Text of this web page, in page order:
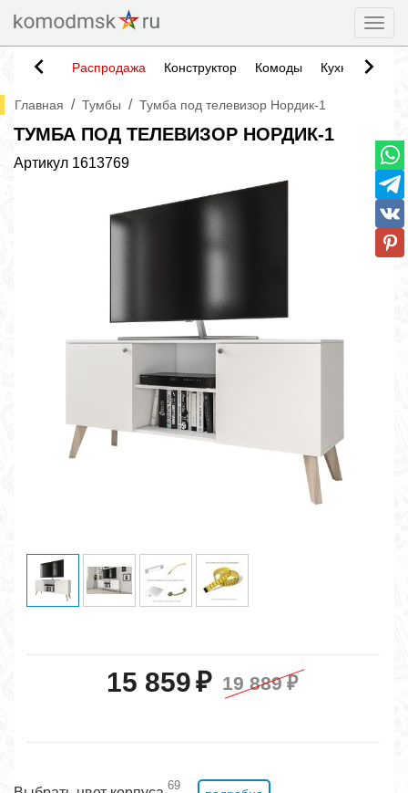
Распродажа Конструктор Комоды Кухни
Главная / Тумбы / Тумба под телевизор Нордик-1
ТУМБА ПОД ТЕЛЕВИЗОР НОРДИК-1
Артикул 1613769
15 859₽ 19 889 ₽
69